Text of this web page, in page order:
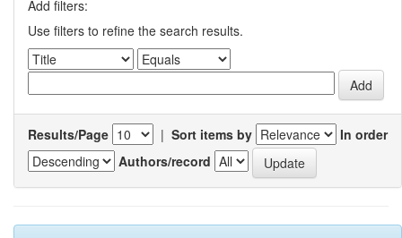
Add filters:
Use filters to refine the search results.
Results/Page | Sort items by
In order
Authors/record